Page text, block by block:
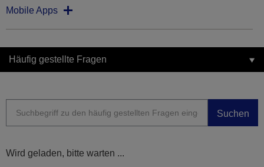
Mobile Apps
Häufig gestellte Fragen
Suchen
Wird geladen, bitte warten ...